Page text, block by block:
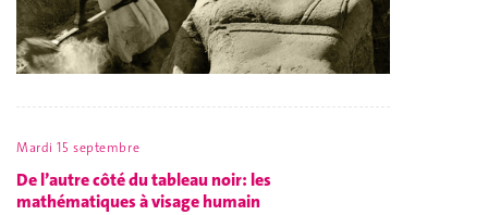
Mardi 15 septembre
De l’autre côté du tableau noir: les
mathématiques à visage humain